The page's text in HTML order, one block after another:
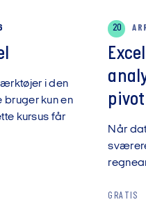
i den
bruger kun en
kursus får
20
Når
GRATIS